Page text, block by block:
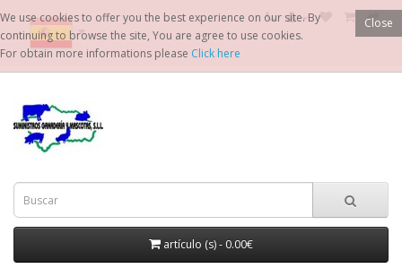
artículo (s) - 0.00€
Close
We use cookies to offer you the best experience on our site. By
continuing to browse the site, You are agree to use cookies.
For obtain more informations please Click here